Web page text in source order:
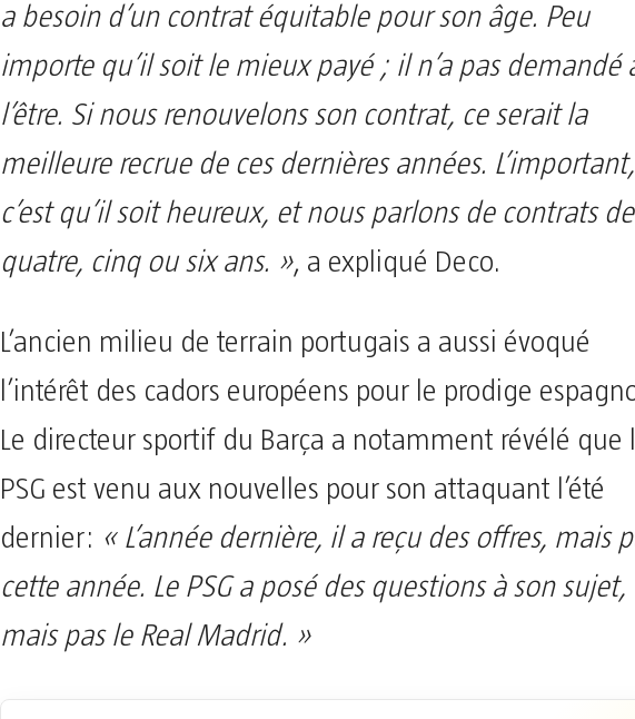
a besoin d’un contrat équitable pour son âge. Peu
importe qu’il soit le mieux payé ; il n’a pas demandé
l’être. Si nous renouvelons son contrat, ce serait la
meilleure recrue de ces dernières années. L’important,
c’est qu’il soit heureux, et nous parlons de contrats de
quatre, cinq ou six ans. », a expliqué Deco.
L’ancien milieu de terrain portugais a aussi évoqué
l’intérêt des cadors européens pour le prodige
Le directeur sportif du Barça a notamment révélé que
PSG est venu aux nouvelles pour son attaquant l’été
dernier: « L’année dernière, il a reçu des offres, mais
cette année. Le PSG a posé des questions à son sujet,
mais pas le Real Madrid. »